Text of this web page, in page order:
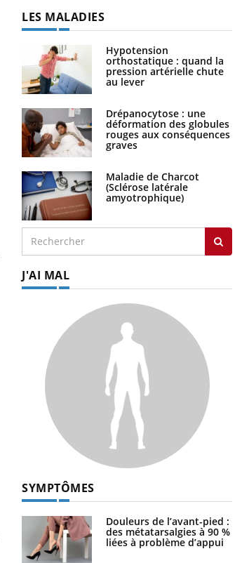
LES MALADIES
Hypotension
orthostatique : quand la
pression artérielle chute
au lever
Drépanocytose : une
déformation des globules
rouges aux conséquences
graves
Maladie de Charcot
(Sclérose latérale
amyotrophique)
J'AI MAL
SYMPTÔMES
Douleurs de l’avant-pied :
des métatarsalgies à 90 %
liées à problème d’appui